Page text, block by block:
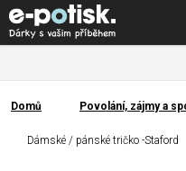
Přejít
na
obsah
Kategorie
Domů
Domů Povolání, zájmy a
Dámské / pánské tričko -Staford